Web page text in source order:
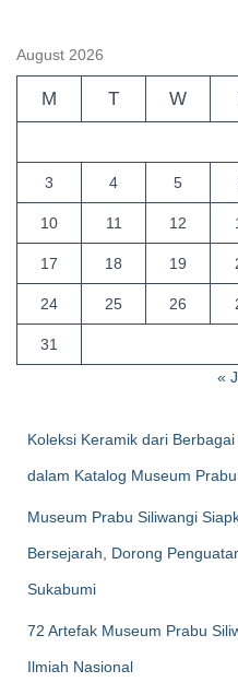
August 2026
M T W
3 4 5
10 11 12
17 18 19
24 25 26
31
«
Koleksi Keramik dari
dalam Katalog Museum
Museum Prabu Siliwangi
Bersejarah, Dorong
Sukabumi
72 Artefak Museum Prabu
Ilmiah Nasional